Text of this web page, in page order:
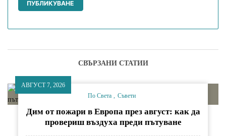
СВЪРЗАНИ СТАТИИ
АВГУСТ 7, 2026
По Света
Съвети
Дим от пожари в Европа през август: как да
провериш въздуха преди пътуване